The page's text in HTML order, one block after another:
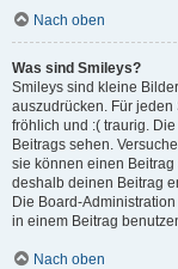
Nach oben
Was sind Smileys?
Smileys sind kleine
auszudrücken. Für jeden
fröhlich und :( traurig.
Beitrags sehen.
sie können einen
deshalb deinen Beitrag
Die Board-
in einem Beitrag
Nach oben